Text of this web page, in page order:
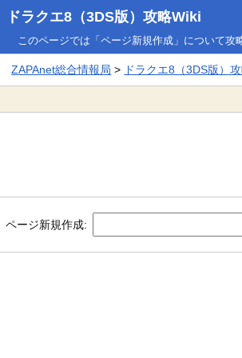
ドラクエ8（3DS版）攻略Wiki
このページでは「ページ新規作成」について攻
ZAPAnet総合情報局 > ドラクエ8（3DS版）
ページ新規作成: